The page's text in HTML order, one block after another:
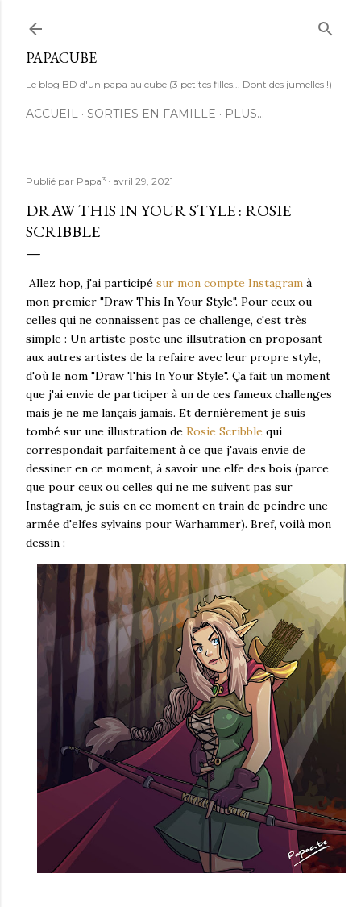
PAPACUBE
Le blog BD d'un papa au cube (3 petites filles... Dont des jumelles !)
ACCUEIL SORTIES EN FAMILLE PLUS…
Publié par Papa³ avril 29, 2021
DRAW THIS IN YOUR STYLE : ROSIE
SCRIBBLE
Allez hop, j'ai participé sur mon compte Instagram à
mon premier "Draw This In Your Style". Pour ceux ou
celles qui ne connaissent pas ce challenge, c'est très
simple : Un artiste poste une illsutration en proposant
aux autres artistes de la refaire avec leur propre style,
d'où le nom "Draw This In Your Style". Ça fait un moment
que j'ai envie de participer à un de ces fameux challenges
mais je ne me lançais jamais. Et dernièrement je suis
tombé sur une illustration de Rosie Scribble qui
correspondait parfaitement à ce que j'avais envie de
dessiner en ce moment, à savoir une elfe des bois (parce
que pour ceux ou celles qui ne me suivent pas sur
Instagram, je suis en ce moment en train de peindre une
armée d'elfes sylvains pour Warhammer). Bref, voilà mon
dessin :